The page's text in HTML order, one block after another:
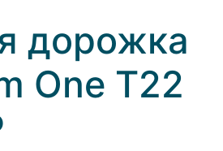
дорожка
One T22